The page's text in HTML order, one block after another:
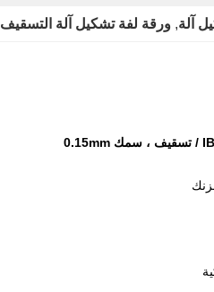
آلة, ورقة لفة تشكيل آلة التسقيف